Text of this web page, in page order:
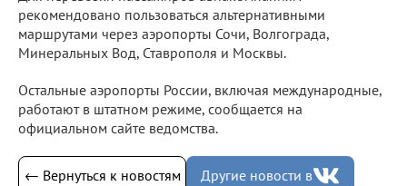
рекомендовано пользоваться альтернативными
маршрутами через аэропорты Сочи, Волгограда,
Минеральных Вод, Ставрополя и Москвы.
Остальные аэропорты России, включая международные,
работают в штатном режиме, сообщается на
официальном сайте ведомства.
← Вернуться к новостям Другие новости в